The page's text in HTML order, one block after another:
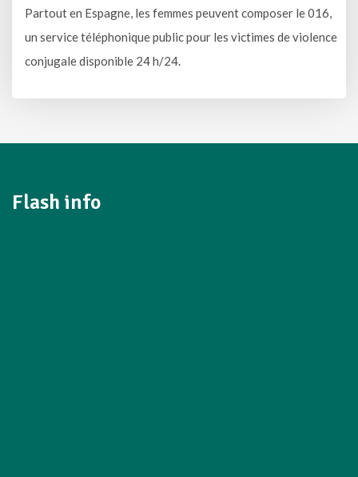
Partout en Espagne, les femmes peuvent composer le 016,
un service téléphonique public pour les victimes de violence
conjugale disponible 24 h/24.
Flash info